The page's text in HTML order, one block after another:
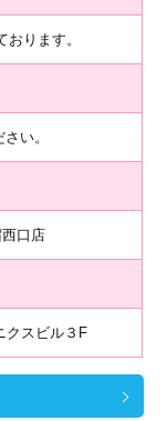
ります。
い。
口店
クスビル３F